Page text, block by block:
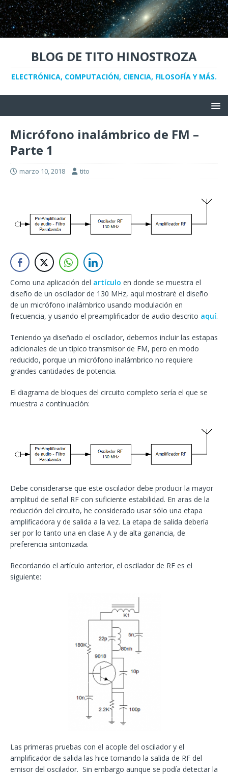
BLOG DE TITO HINOSTROZA
ELECTRÓNICA, COMPUTACIÓN, CIENCIA, FILOSOFÍA Y MÁS.
Micrófono inalámbrico de FM –
Parte 1
marzo 10, 2018 tito
Como una aplicación del artículo en donde se muestra el
diseño de un oscilador de 130 MHz, aquí mostraré el diseño
de un micrófono inalámbrico usando modulación en
frecuencia, y usando el preamplificador de audio descrito aquí.
Teniendo ya diseñado el oscilador, debemos incluir las estapas
adicionales de un típico transmisor de FM, pero en modo
reducido, porque un micrófono inalámbrico no requiere
grandes cantidades de potencia.
El diagrama de bloques del circuito completo sería el que se
muestra a continuación:
Debe considerarse que este oscilador debe producir la mayor
amplitud de señal RF con suficiente estabilidad. En aras de la
reducción del circuito, he considerado usar sólo una etapa
amplificadora y de salida a la vez. La etapa de salida debería
ser por lo tanto una en clase A y de alta ganancia, de
preferencia sintonizada.
Recordando el artículo anterior, el oscilador de RF es el
siguiente:
Las primeras pruebas con el acople del oscilador y el
amplificador de salida las hice tomando la salida de RF del
emisor del oscilador. Sin embargo aunque se podía detectar la